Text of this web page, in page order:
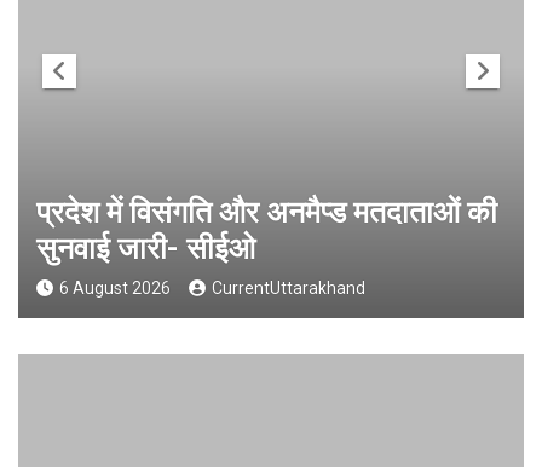
प्रदेश में विसंगति और अनमैप्ड मतदाताओं की
सुनवाई जारी- सीईओ
6 August 2026 CurrentUttarakhand